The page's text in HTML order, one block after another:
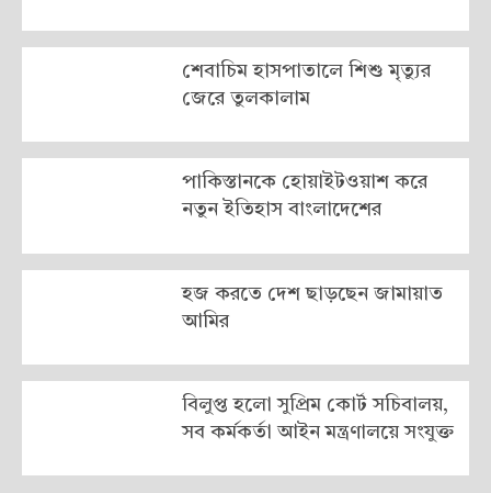
শেবাচিম হাসপাতালে শিশু মৃত্যুর
জেরে তুলকালাম
পাকিস্তানকে হোয়াইটওয়াশ করে
নতুন ইতিহাস বাংলাদেশের
হজ করতে দেশ ছাড়ছেন জামায়াত
আমির
বিলুপ্ত হলো সুপ্রিম কোর্ট সচিবালয়,
সব কর্মকর্তা আইন মন্ত্রণালয়ে সংযুক্ত